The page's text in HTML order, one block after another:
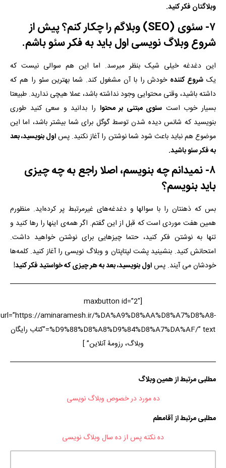
وبلاگتان فکر کنید.
۷- سئوی (SEO) وبلاگم را چکار کنم؟ پیش از
شروع وبلاگ نویسی اول باید به فکر سئو باشم.
این دغدغه خیلی شیک بنظر میرسد. اما این هم سوالی نیست که
یک شروع کننده خودش را با آن مشغول کند. شما بهترین سئو را هم که
داشته باشید، وقتی محتوایی وجود نداشته باشد، عملا هیچی ندارید. طبیعتا
بسیار خوب است سئوی مبتنی بر محتوا را بدانید و سعی کنید طوری
بنویسید که شانس دیده شدن توسط گوگل برای شما بیشتر باشد، اما این
موضوع هم نباید باعث شود شما نوشتن را آغاز نکنید. پساول بنویسید، بعد
به فکر سئو باشید.
۸- نمیدانم چه بنویسم، اصلا راجع به چه چیزی
باید بنویسم؟
بس که ذهنتان را با سوالها و دغدغه‌های غیرمرتبط پر کرده‌اید. منظورم
همین هفت موردی است که قبل از این گفتم. اگر همه‌ی اینها را رها کنید و
تنها به نوشتن فکر کنید، حتما چیزهایی برای نوشتن خواهید داشت.
امتحانش کنید. بنشینید پشت لپتاپتان و وبلاگ نویسی را آغاز کنید. کلمه‌ها
خودشان می آیند. پساول بنویسید، بعد به هر چیزی که خواستید فکر کنید!
[maxbutton id=”2″
url=”https://aminaramesh.ir/%DA%A9%D8%AA%D8%A7%D8%A8-
%D9%88%D8%A8%D9%84%D8%A7%DA%AF/” text=”کتاب رایگان
وبلاگ، رزومۀ آنلاین” ]
مطلبی مرتبط از همین وبلاگ
ده مورد در خصوص وبلاگ نویسی
مطلبی مرتبط از آقامعلم
ده نکته پس از ده سال وبلاگ نویسی